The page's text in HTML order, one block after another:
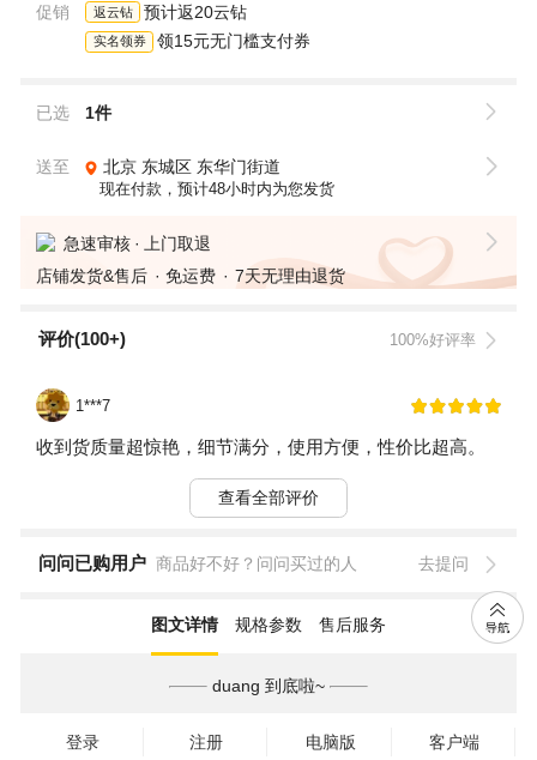
促销 返云钻 预计返20云钻
实名领券 领15元无门槛支付券
已选 1件
送至 北京 东城区 东华门街道
现在付款，预计48小时内为您发货
急速审核
上门取退
店铺发货&售后
免运费 7天无理由退货
评价(100+) 100%好评率
1***7
收到货质量超惊艳，细节满分，使用方便，性价比超高。
查看全部评价
问问已购用户 商品好不好？问问买过的人 去提问
图文详情 规格参数 售后服务
duang 到底啦~
登录 注册 电脑版 客户端